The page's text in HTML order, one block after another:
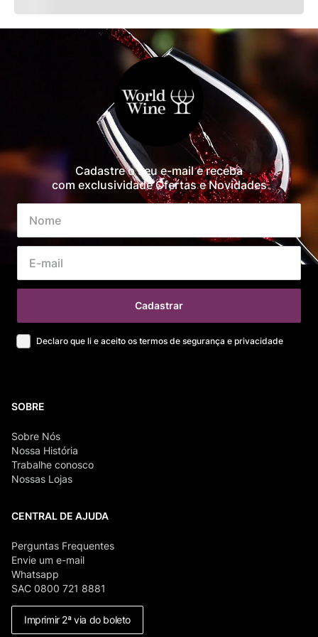
Cadastre o seu e-mail e receba
com exclusividade Ofertas e Novidades
Cadastrar
Declaro que li e aceito os termos de segurança e privacidade
SOBRE
Sobre Nós
Nossa História
Trabalhe conosco
Nossas Lojas
CENTRAL DE AJUDA
Perguntas Frequentes
Envie um e-mail
Whatsapp
SAC 0800 721 8881
Imprimir 2ª via do boleto